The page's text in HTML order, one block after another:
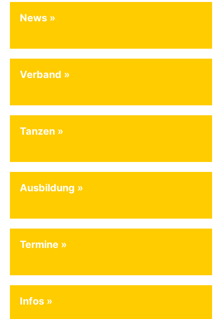
News
Verband
Tanzen
Ausbildung
Termine
Infos